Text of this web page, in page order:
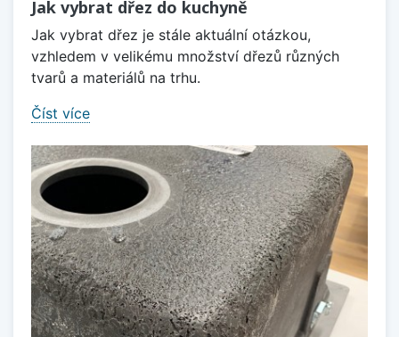
Jak vybrat dřez do kuchyně
Jak vybrat dřez je stále aktuální otázkou,
vzhledem v velikému množství dřezů různých
tvarů a materiálů na trhu.
Číst více